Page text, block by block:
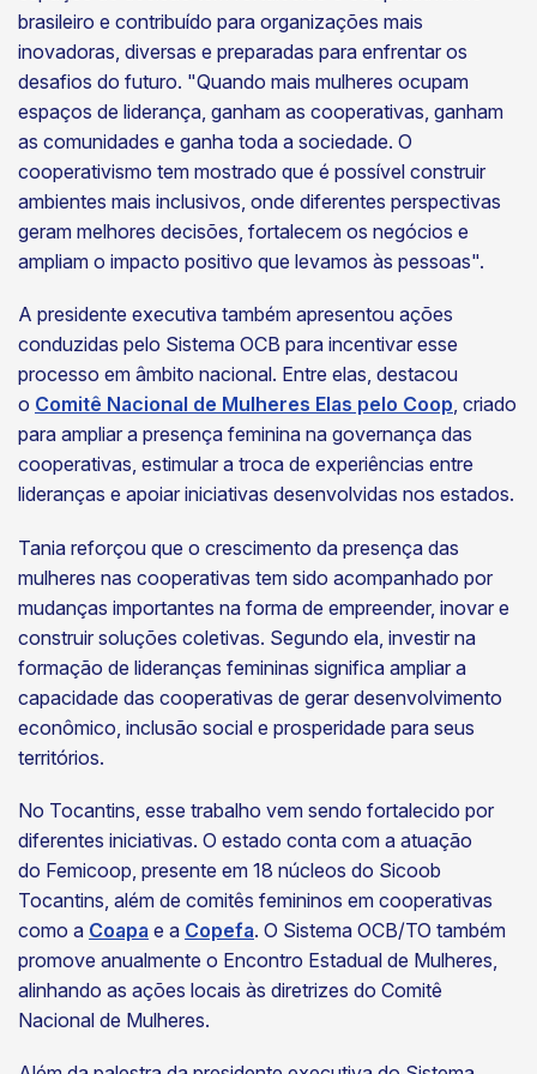
brasileiro e contribuído para organizações mais
inovadoras, diversas e preparadas para enfrentar os
desafios do futuro. "Quando mais mulheres ocupam
espaços de liderança, ganham as cooperativas, ganham
as comunidades e ganha toda a sociedade. O
cooperativismo tem mostrado que é possível construir
ambientes mais inclusivos, onde diferentes perspectivas
geram melhores decisões, fortalecem os negócios e
ampliam o impacto positivo que levamos às pessoas".
A presidente executiva também apresentou ações
conduzidas pelo Sistema OCB para incentivar esse
processo em âmbito nacional. Entre elas, destacou
o Comitê Nacional de Mulheres Elas pelo Coop, criado
para ampliar a presença feminina na governança das
cooperativas, estimular a troca de experiências entre
lideranças e apoiar iniciativas desenvolvidas nos estados.
Tania reforçou que o crescimento da presença das
mulheres nas cooperativas tem sido acompanhado por
mudanças importantes na forma de empreender, inovar e
construir soluções coletivas. Segundo ela, investir na
formação de lideranças femininas significa ampliar a
capacidade das cooperativas de gerar desenvolvimento
econômico, inclusão social e prosperidade para seus
territórios.
No Tocantins, esse trabalho vem sendo fortalecido por
diferentes iniciativas. O estado conta com a atuação
do Femicoop, presente em 18 núcleos do Sicoob
Tocantins, além de comitês femininos em cooperativas
como a Coapa e a Copefa. O Sistema OCB/TO também
promove anualmente o Encontro Estadual de Mulheres,
alinhando as ações locais às diretrizes do Comitê
Nacional de Mulheres.